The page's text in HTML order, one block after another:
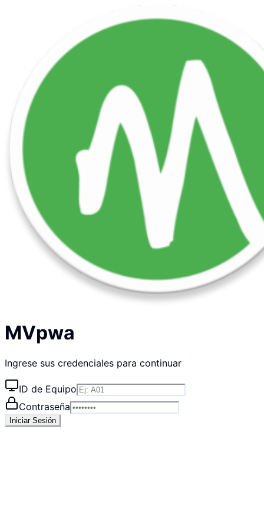
MVpwa
Ingrese sus credenciales para continuar
ID de Equipo
Contraseña
Iniciar Sesión